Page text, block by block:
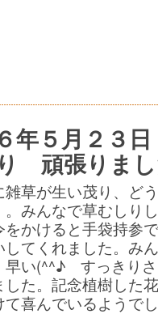
年５月２３日
頑張りま
雑草が生い茂り、ど
。みんなで草むしり
をかけると手袋持参
してくれました。み
早い(^^♪ すっきり
た。記念植樹した
て喜んでいるようで